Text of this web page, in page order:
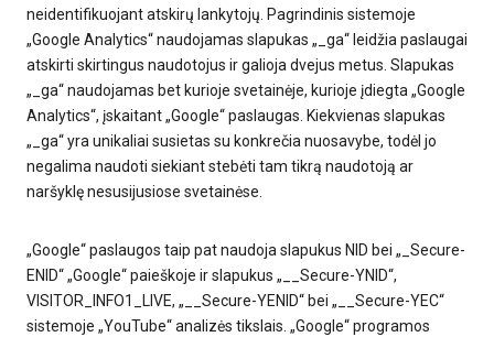
neidentifikuojant atskirų lankytojų. Pagrindinis sistemoje
„Google Analytics“ naudojamas slapukas „_ga“ leidžia paslaugai
atskirti skirtingus naudotojus ir galioja dvejus metus. Slapukas
„_ga“ naudojamas bet kurioje svetainėje, kurioje įdiegta „Google
Analytics“, įskaitant „Google“ paslaugas. Kiekvienas slapukas
„_ga“ yra unikaliai susietas su konkrečia nuosavybe, todėl jo
negalima naudoti siekiant stebėti tam tikrą naudotoją ar
naršyklę nesusijusiose svetainėse.
„Google“ paslaugos taip pat naudoja slapukus NID bei „_Secure-
ENID“ „Google“ paieškoje ir slapukus „__Secure-YNID“,
VISITOR_INFO1_LIVE, „__Secure-YENID“ bei „__Secure-YEC“
sistemoje „YouTube“ analizės tikslais. „Google“ programos